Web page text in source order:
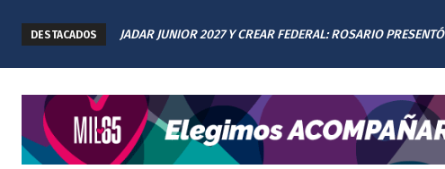
DESTACADOS
JADAR JUNIOR 2027 Y CREAR FEDERAL: ROSARIO PRESENTÓ